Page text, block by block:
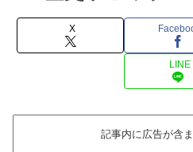
X
LINE
記事内に広告が含